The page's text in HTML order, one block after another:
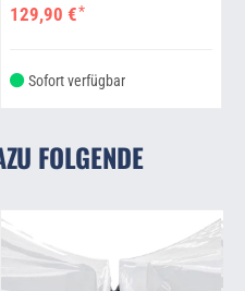
129,90 €*
Sofort verfügbar
FOLGENDE